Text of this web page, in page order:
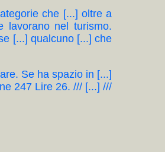
che [...] oltre a
lavorano nel turismo.
[...] qualcuno [...] che
Se ha spazio in [...]
247 Lire 26. /// [...] ///